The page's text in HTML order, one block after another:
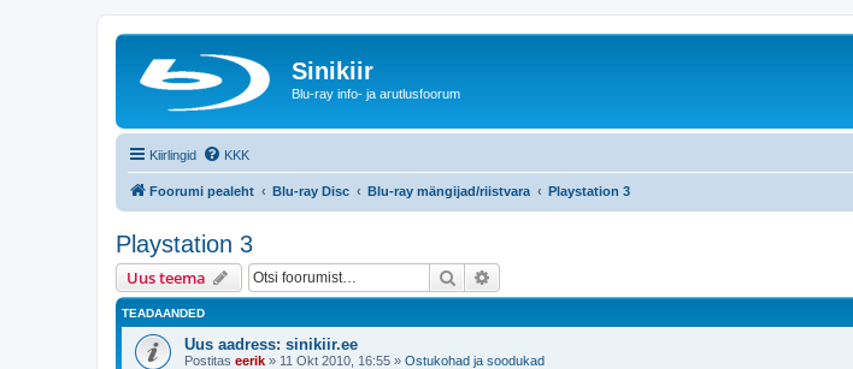
Sinikiir
Blu-ray info- ja arutlusfoorum
Kiirlingid KKK
Foorumi pealeht Blu-ray Disc Blu-ray mängijad/riistvara Playstation 3
Playstation 3
Uus teema Otsi
TEADAANDED
Uus aadress: sinikiir.ee
Postitas eerik » 11 Okt 2010, 16:55 » Ostukohad ja soodukad